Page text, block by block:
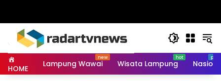
HOME Lampung Wawai Wisata Lampung